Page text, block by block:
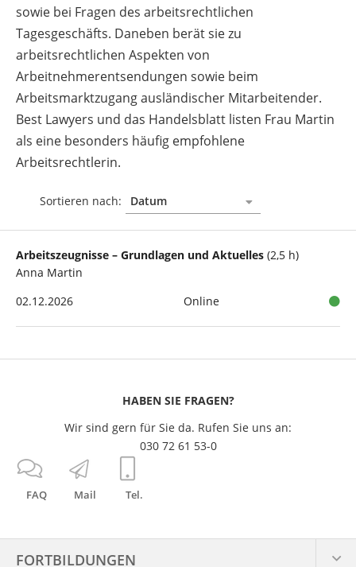
sowie bei Fragen des arbeitsrechtlichen
Tagesgeschäfts. Daneben berät sie zu
arbeitsrechtlichen Aspekten von
Arbeitnehmerentsendungen sowie beim
Arbeitsmarktzugang ausländischer Mitarbeitender.
Best Lawyers und das Handelsblatt listen Frau Martin
als eine besonders häufig empfohlene
Arbeitsrechtlerin.
Sortieren nach:
Arbeitszeugnisse – Grundlagen und Aktuelles (2,5 h)
Anna Martin
02.12.2026
Online
FAQ Mail Tel.
HABEN SIE FRAGEN?
Wir sind gern für Sie da. Rufen Sie uns an:
030 72 61 53-0
FORTBILDUNGEN